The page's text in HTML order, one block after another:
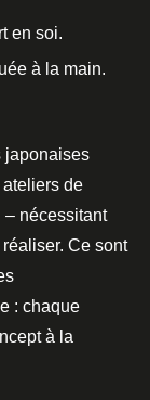
en soi.
à la main.
japonaises
de
– nécessitant
réaliser. Ce sont
: chaque
à la